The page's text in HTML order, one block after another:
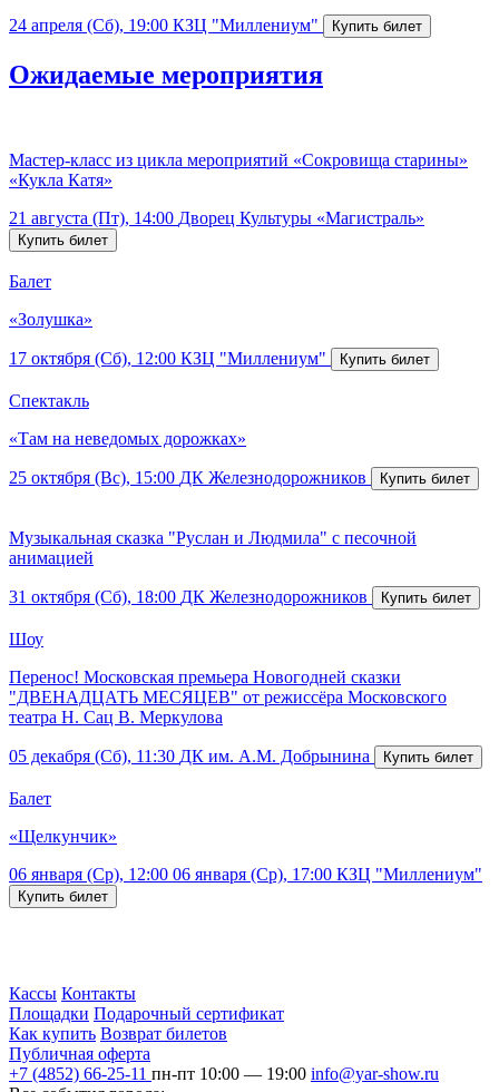
24 апреля (Сб), 19:00 КЗЦ "Миллениум"
Ожидаемые мероприятия
Мастер-класс из цикла мероприятий «Сокровища старины»
«Кукла Катя»
21 августа (Пт), 14:00 Дворец Культуры «Магистраль»
Балет
«Золушка»
17 октября (Сб), 12:00 КЗЦ "Миллениум"
Спектакль
«Там на неведомых дорожках»
25 октября (Вс), 15:00 ДК Железнодорожников
Музыкальная сказка "Руслан и Людмила" с песочной
анимацией
31 октября (Сб), 18:00 ДК Железнодорожников
Шоу
Перенос! Московская премьера Новогодней сказки
"ДВЕНАДЦАТЬ МЕСЯЦЕВ" от режиссёра Московского
театра Н. Сац В. Меркулова
05 декабря (Сб), 11:30 ДК им. А.М. Добрынина
Балет
«Щелкунчик»
06 января (Ср), 12:00 06 января (Ср), 17:00 КЗЦ "Миллениум"
Кассы Контакты
Площадки Подарочный сертификат
Как купить Возврат билетов
Публичная оферта
+7 (4852) 66-25-11 пн-пт 10:00 — 19:00 info@yar-show.ru